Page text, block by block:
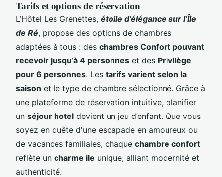
Tarifs et options de réservation
L’Hôtel Les Grenettes, étoile d’élégance sur l’Île
de Ré, propose des options de chambres
adaptées à tous : des chambres Confort pouvant
recevoir jusqu’à 4 personnes et des Privilège
pour 6 personnes. Les tarifs varient selon la
saison et le type de chambre sélectionné. Grâce à
une plateforme de réservation intuitive, planifier
un séjour hotel devient un jeu d’enfant. Que vous
soyez en quête d'une escapade en amoureux ou
de vacances familiales, chaque chambre confort
reflète un charme ile unique, alliant modernité et
authenticité.